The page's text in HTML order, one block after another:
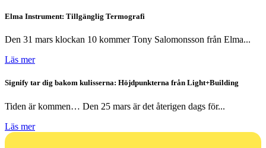
Elma Instrument: Tillgänglig Termografi
Den 31 mars klockan 10 kommer Tony Salomonsson från Elma...
Läs mer
Signify tar dig bakom kulisserna: Höjdpunkterna från Light+Building
Tiden är kommen… Den 25 mars är det återigen dags för...
Läs mer